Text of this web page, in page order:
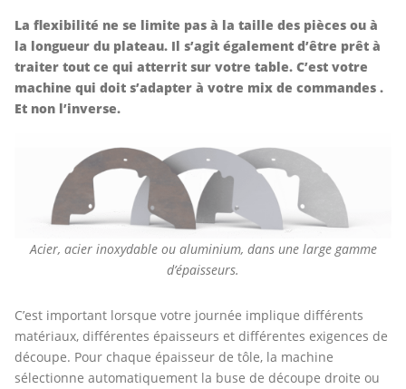
La flexibilité ne se limite pas à la taille des pièces ou à
la longueur du plateau. Il s’agit également d’être prêt à
traiter tout ce qui atterrit sur votre table. C’est votre
machine qui doit s’adapter à votre mix de commandes .
Et non l’inverse.
Acier, acier inoxydable ou aluminium, dans une large gamme
d’épaisseurs.
C’est important lorsque votre journée implique différents
matériaux, différentes épaisseurs et différentes exigences de
découpe. Pour chaque épaisseur de tôle, la machine
sélectionne automatiquement la buse de découpe droite ou